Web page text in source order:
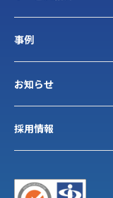
事例
お知らせ
採用情報